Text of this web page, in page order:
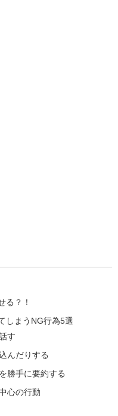
る？！
しまうNG行為5選
す
んだりする
勝手に要約する
心の行動